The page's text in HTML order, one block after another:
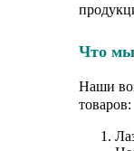
Что
Наши
товаров: